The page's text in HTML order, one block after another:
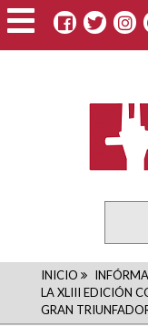
Pasar
al
contenido
INICIO
LA XLIII EDICIÓN
GRAN